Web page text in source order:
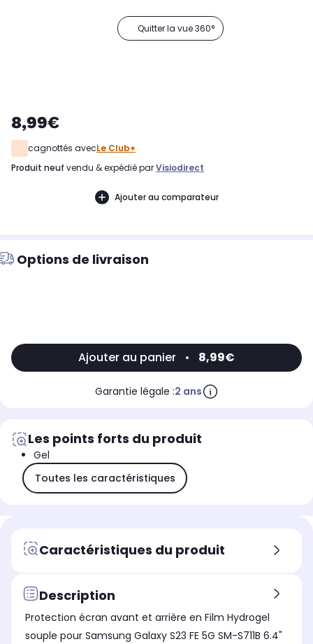
Quitter la vue 360°
8,99€
cagnottés avecLe Club+
produit neuf vendu & expédié parVisiodirect
Ajouter au comparateur
Options de livraison
Ajouter au panier • 8,99€
Garantie légale :2 ans
Les points forts du produit
Gel
Toutes les caractéristiques
Caractéristiques du produit
Description
Protection écran avant et arrière en Film Hydrogel
souple pour Samsung Galaxy S23 FE 5G SM-S711B 6.4"